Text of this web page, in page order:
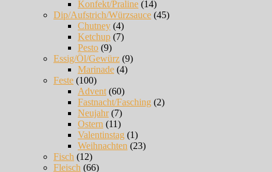
Konfekt/Praline (14)
Dip/Aufstrich/Würzsauce (45)
Chutney (4)
Ketchup (7)
Pesto (9)
Essig/Öl/Gewürz (9)
Marinade (4)
Feste (100)
Advent (60)
Fastnacht/Fasching (2)
Neujahr(7)
Ostern (11)
Valentinstag (1)
Weihnachten (23)
Fisch (12)
Fleisch (66)